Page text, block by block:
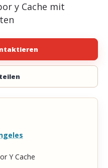
y Cache mit
Y Cache